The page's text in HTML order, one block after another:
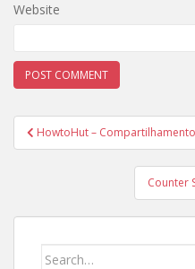
Website
Post
navigation
HowtoHut –
Counter
Search